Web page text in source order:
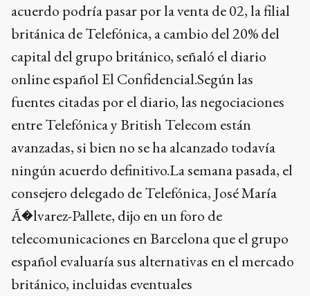
acuerdo podría pasar por la venta de 02, la filial
británica de Telefónica, a cambio del 20% del
capital del grupo británico, señaló el diario
online español El Confidencial.Según las
fuentes citadas por el diario, las negociaciones
entre Telefónica y British Telecom están
avanzadas, si bien no se ha alcanzado todavía
ningún acuerdo definitivo.La semana pasada, el
consejero delegado de Telefónica, José María
Ã�lvarez-Pallete, dijo en un foro de
telecomunicaciones en Barcelona que el grupo
español evaluaría sus alternativas en el mercado
británico, incluidas eventuales